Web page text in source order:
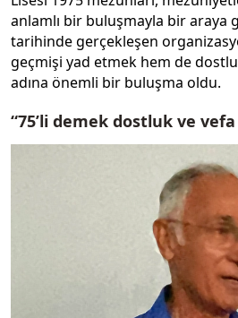
anlamlı bir buluşmayla bir araya
tarihinde gerçekleşen
geçmişi yad etmek hem de
adına önemli bir buluşma oldu.
“75’li demek dostluk ve